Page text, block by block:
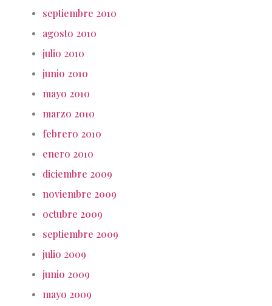
septiembre 2010
agosto 2010
julio 2010
junio 2010
mayo 2010
marzo 2010
febrero 2010
enero 2010
diciembre 2009
noviembre 2009
octubre 2009
septiembre 2009
julio 2009
junio 2009
mayo 2009